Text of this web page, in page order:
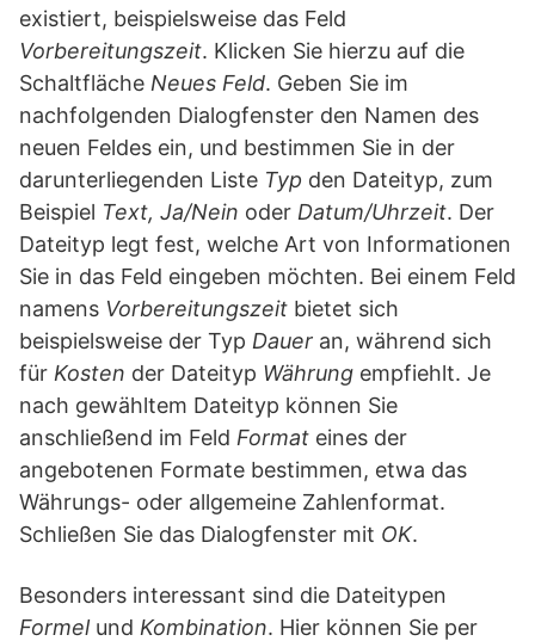
existiert, beispielsweise das Feld
Vorbereitungszeit. Klicken Sie hierzu auf die
Schaltfläche Neues Feld. Geben Sie im
nachfolgenden Dialogfenster den Namen des
neuen Feldes ein, und bestimmen Sie in der
darunterliegenden Liste Typ den Dateityp, zum
Beispiel Text, Ja/Nein oder Datum/Uhrzeit. Der
Dateityp legt fest, welche Art von Informationen
Sie in das Feld eingeben möchten. Bei einem Feld
namens Vorbereitungszeit bietet sich
beispielsweise der Typ Dauer an, während sich
für Kosten der Dateityp Währung empfiehlt. Je
nach gewähltem Dateityp können Sie
anschließend im Feld Format eines der
angebotenen Formate bestimmen, etwa das
Währungs- oder allgemeine Zahlenformat.
Schließen Sie das Dialogfenster mit OK.
Besonders interessant sind die Dateitypen
Formel und Kombination. Hier können Sie per